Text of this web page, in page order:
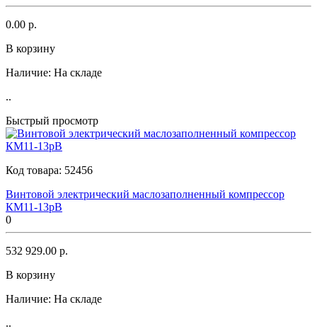
0.00 р.
В корзину
Наличие: На складе
..
Быстрый просмотр
Код товара: 52456
Винтовой электрический маслозаполненный компрессор
КМ11-13рВ
0
532 929.00 р.
В корзину
Наличие: На складе
..